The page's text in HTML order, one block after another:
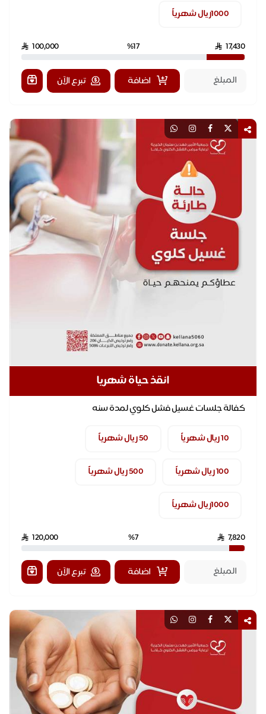
1000ريال شهرياً
17,430
100,000
اضافة تبرع الآن
انقذ حياة شهريا
كفالة جلسات غسيل فشل كلوي لمدة سنه
1000ريال شهرياً
7,820
120,000
اضافة تبرع الآن